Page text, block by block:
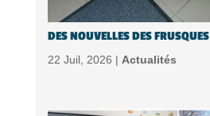
DES NOUVELLES DES FRUSQUES
22 Juil, 2026 | Actualités